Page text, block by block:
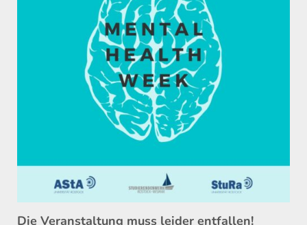
Die Veranstaltung muss leider entfallen!